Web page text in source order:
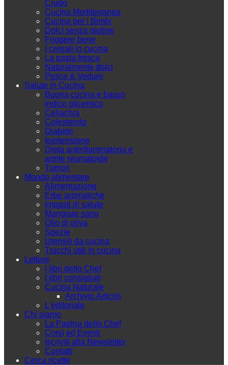
Crudo
Cucina Mediterranea
Cucina per i Bimbi
Dolci senza glutine
Friggere bene
I cereali in cucina
La pasta fresca
Naturalmente dolci
Pesce & Vedure
Salute in Cucina
Buona cucina e basso
indice glicemico
Celiachia
Colesterolo
Diabete
Ipertensione
Dieta antinfiammatoria e
artrite reumatoide
Tumori
Mondo alimentare
Alimentazione
Erbe aromatiche
Impasti di salute
Mangiare sano
Olio di oliva
Spezie
Utensili da cucina
Trucchi utili in cucina
Letture
I libri dello Chef
I libri consigliati
Cucina Naturale
Archivio Articoli
L'editoriale
Chi siamo
La Pagina dello Chef
Corsi ed Eventi
Iscriviti alla Newsletter
Contatti
Cerca ricette